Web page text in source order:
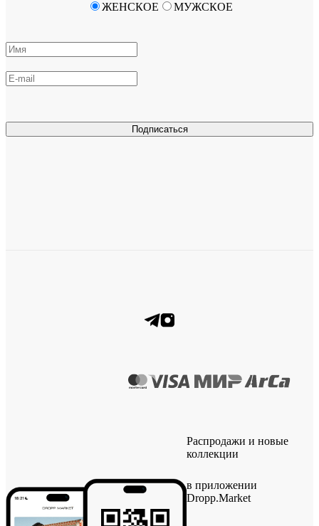
Подписаться
ЖЕНСКОЕ МУЖСКОЕ
Распродажи и новые
коллекции
в приложении
Dropp.Market